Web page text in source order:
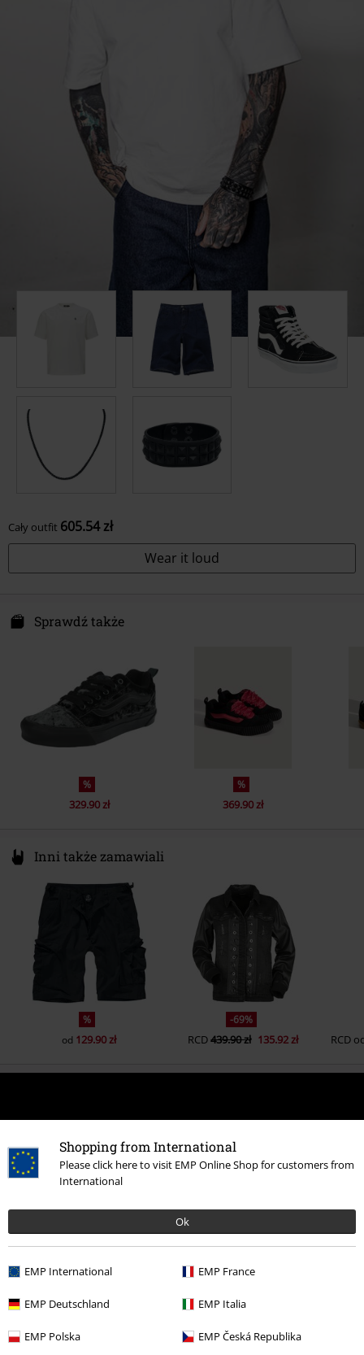
Shopping from International
Please click here to visit EMP Online Shop for customers from
International
Ok
EMP International EMP France
EMP Deutschland EMP Italia
EMP Polska EMP Česká Republika
Cały outfit 605.54 zł
Wear it loud
Sprawdź także
%
329.90 zł
%
369.90 zł
Inni także zamawiali
%
od 129.90 zł
-69%
RCD439.90 zł 135.92 zł RCD